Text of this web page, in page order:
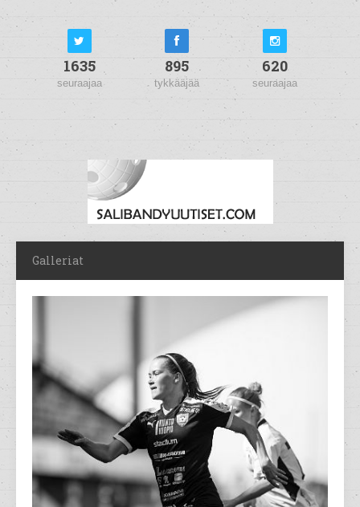
1635
seuraajaa
895
tykkääjää
620
seuraajaa
Galleriat